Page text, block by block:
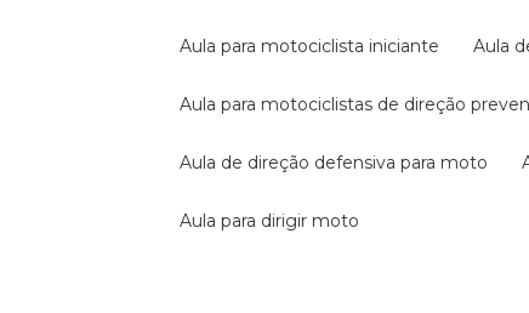
aula para motociclista iniciante aula
aula para motociclistas de direção
aula de direção defensiva para moto
aula para dirigir moto